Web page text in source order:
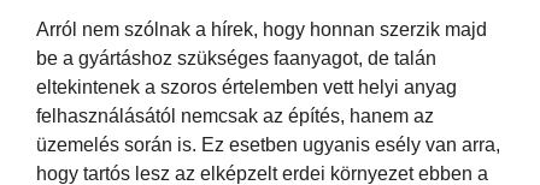
Arról nem szólnak a hírek, hogy honnan szerzik majd
be a gyártáshoz szükséges faanyagot, de talán
eltekintenek a szoros értelemben vett helyi anyag
felhasználásától nemcsak az építés, hanem az
üzemelés során is. Ez esetben ugyanis esély van arra,
hogy tartós lesz az elképzelt erdei környezet ebben a